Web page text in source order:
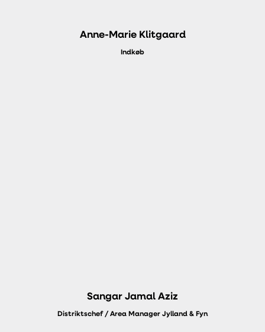
Anne-Marie Klitgaard
Indkøb
Sangar Jamal Aziz
Distriktschef / Area Manager Jylland & Fyn